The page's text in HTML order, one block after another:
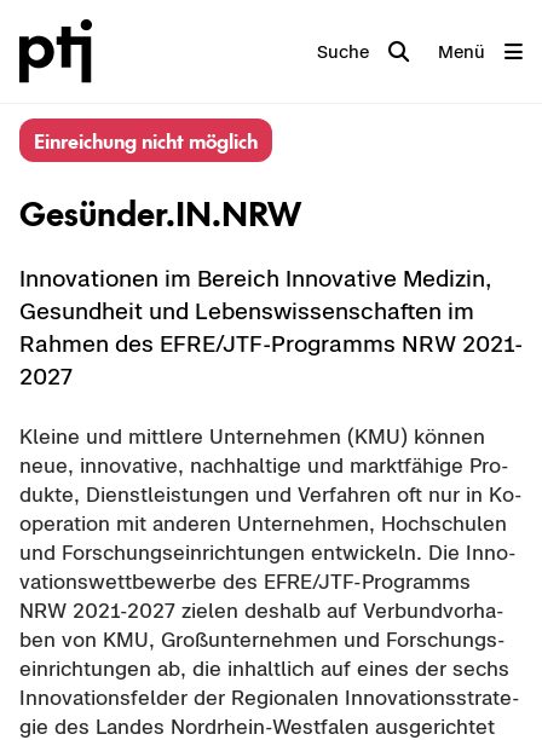
Suche Menü
Ein­rei­chung nicht mög­lich
Ge­sün­der.IN.NRW
In­no­va­tio­nen im Be­reich In­no­va­ti­ve Me­di­zin,
Ge­sund­heit und Le­bens­wis­sen­schaf­ten im
Rah­men des EFRE/JTF-​Programms NRW 2021-​
2027
Klei­ne und mitt­le­re Un­ter­neh­men (KMU) kön­nen
neue, in­no­va­ti­ve, nach­hal­ti­ge und markt­fä­hi­ge Pro­
duk­te, Dienst­leis­tun­gen und Ver­fah­ren oft nur in Ko­
ope­ra­ti­on mit an­de­ren Un­ter­neh­men, Hoch­schu­len
und For­schungs­ein­rich­tun­gen ent­wi­ckeln. Die In­no­
va­ti­ons­wett­be­wer­be des EFRE/JTF-​Programms
NRW 2021-​2027 zie­len des­halb auf Ver­bund­vor­ha­
ben von KMU, Groß­un­ter­neh­men und For­schungs­
ein­rich­tun­gen ab, die in­halt­lich auf eines der sechs
In­no­va­ti­ons­fel­der der Re­gio­na­len In­no­va­ti­ons­stra­te­
gie des Lan­des Nordrhein-​Westfalen aus­ge­rich­tet